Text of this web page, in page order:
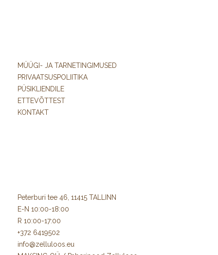
MÜÜGI- JA TARNETINGIMUSED
PRIVAATSUSPOLIITIKA
PÜSIKLIENDILE
ETTEVÕTTEST
KONTAKT
Peterburi tee 46, 11415 TALLINN
E-N 10:00-18:00
R 10:00-17:00
+372 6419502
info@zelluloos.eu